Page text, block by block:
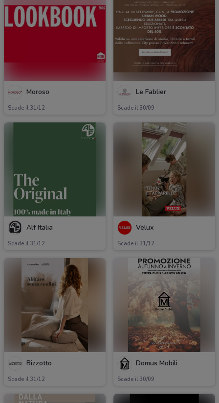
Moroso
Scade il 31/12
Le Fablier
Scade il 30/09
Alf Italia
Scade il 31/12
Velux
Scade il 31/12
Bizzotto
Scade il 31/12
Domus Mobili
Scade il 30/09